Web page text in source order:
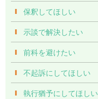
保釈してほしい
示談で解決したい
前科を避けたい
不起訴にしてほしい
執行猶予にしてほしい